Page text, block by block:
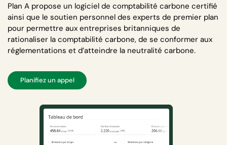
Plan A propose un logiciel de comptabilité carbone certifié
ainsi que le soutien personnel des experts de premier plan
pour permettre aux entreprises britanniques de
rationaliser la comptabilité carbone, de se conformer aux
réglementations et d’atteindre la neutralité carbone.
Planifiez un appel